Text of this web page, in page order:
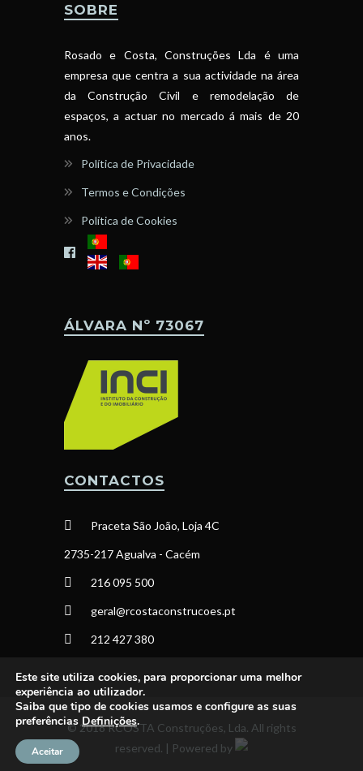
SOBRE
Rosado e Costa, Construções Lda é uma
empresa que centra a sua actividade na área
da Construção Civil e remodelação de
espaços, a actuar no mercado á mais de 20
anos.
Política de Privacidade
Termos e Condições
Política de Cookies
ÁLVARA Nº 73067
CONTACTOS
Praceta São João, Loja 4C
2735-217 Agualva - Cacém
216 095 500
geral@rcostaconstrucoes.pt
212 427 380
© 2018 RCOSTA Construções, Lda. All rights
reserved. | Powered by
Este site utiliza cookies, para proporcionar uma melhor
experiência ao utilizador.
Saiba que tipo de cookies usamos e configure as suas
preferênciasDefinições.
Aceitar